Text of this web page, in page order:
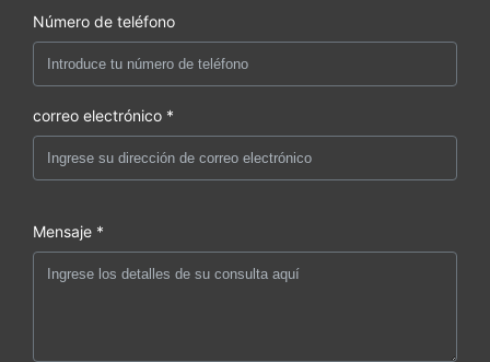
Número de teléfono
correo electrónico *
Mensaje *